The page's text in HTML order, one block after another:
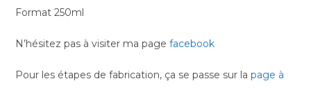
Format 250ml
N’hésitez pas à visiter ma pagefacebook
Pour les étapes de fabrication, ça se passe sur lapage à